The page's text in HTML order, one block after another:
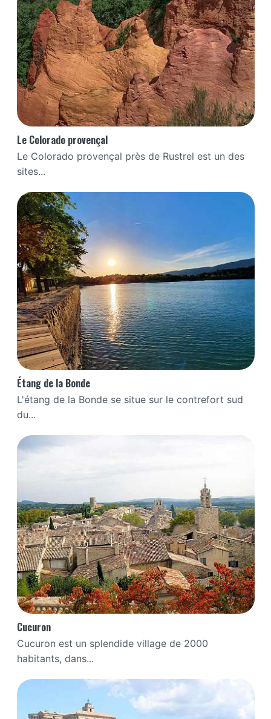
Le Colorado provençal
Le Colorado provençal près de Rustrel est un des
sites...
Étang de la Bonde
L'étang de la Bonde se situe sur le contrefort sud
du...
Cucuron
Cucuron est un splendide village de 2000
habitants, dans...